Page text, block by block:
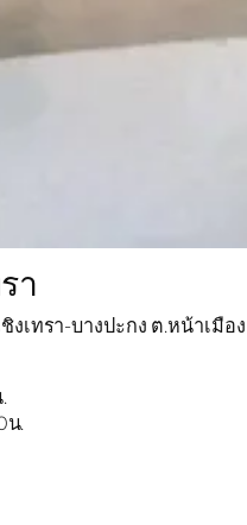
า
เทรา-บางปะกง ต.หน้าเมือ
น.